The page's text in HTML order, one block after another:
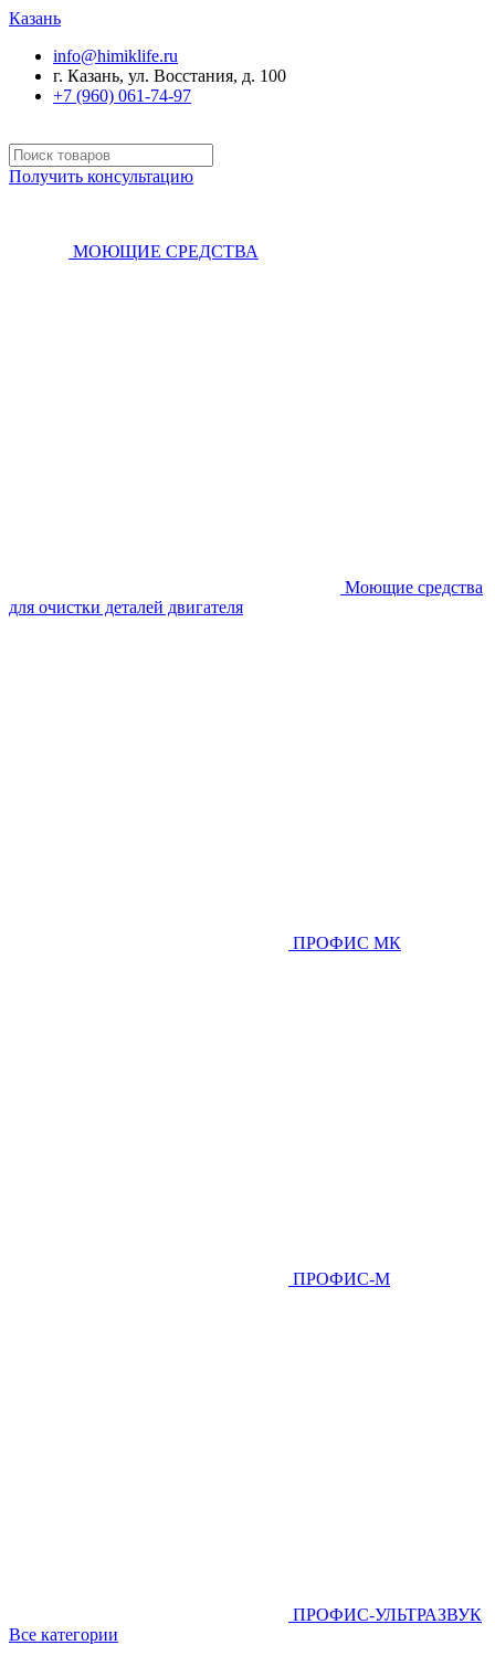
Казань
info@himiklife.ru
г. Казань, ул. Восстания, д. 100
+7 (960) 061-74-97
Получить консультацию
МОЮЩИЕ СРЕДСТВА
Моющие средства
для очистки деталей двигателя
ПРОФИС МК
ПРОФИС-М
ПРОФИС-УЛЬТРАЗВУК
Все категории